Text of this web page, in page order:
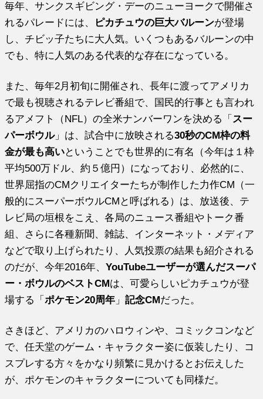
毎年、サンクスギビング・デーのニューヨークで開催さ
れるパレードには、
ピカチュウの巨大バルーンが登場
し、チビッ子たちに大人気。いくつもあるバルーンの中
でも、特に人気のある代表的な存在になっている。
また、毎年2月初旬に開催され、長年に渡ってアメリカ
で最も視聴されるテレビ番組で、国民的行事とも言われ
るアメフト（NFL）の全米ナンバーワンを決める「 スー
パーボウル」は、試合中に放映される30秒のCM枠の料
金が最も高いということでも世界的に有名（今年は１枠
平均500万ドル、約５億円）になっており、必然的に、
世界屈指のCMクリエイターたちが制作した力作CM（一
般的にスーパーボウルCMと呼ばれる）は、放送後、テ
レビ局の垣根をこえ、各局のニュース番組やトーク番
組、さらに各種新聞、雑誌、インターネット・メディア
などで取り上げられたり、人気投票の結果も紹介される
のだが、今年2016年、YouTubeユーザーが選んだスーパ
ー・ボウルのベストCM は、可愛らしいピカチュウが登
場する「ポケモン20周年 」記念CM だった。
さきほど、アメリカのハロウィンや、コミックコンなど
で、任天堂のゲーム・キャラクター姿に仮装したり、コ
スプレする方々をかなり頻繁に見かけるとお伝えした
が、ポケモンのキャラクターについても同様だ。